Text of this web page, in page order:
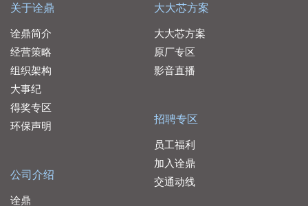
关于诠鼎
诠鼎简介
经营策略
组织架构
大事纪
得奖专区
环保声明
公司介绍
诠鼎
大大芯方案
大大芯方案
原厂专区
影音直播
招聘专区
员工福利
加入诠鼎
交通动线